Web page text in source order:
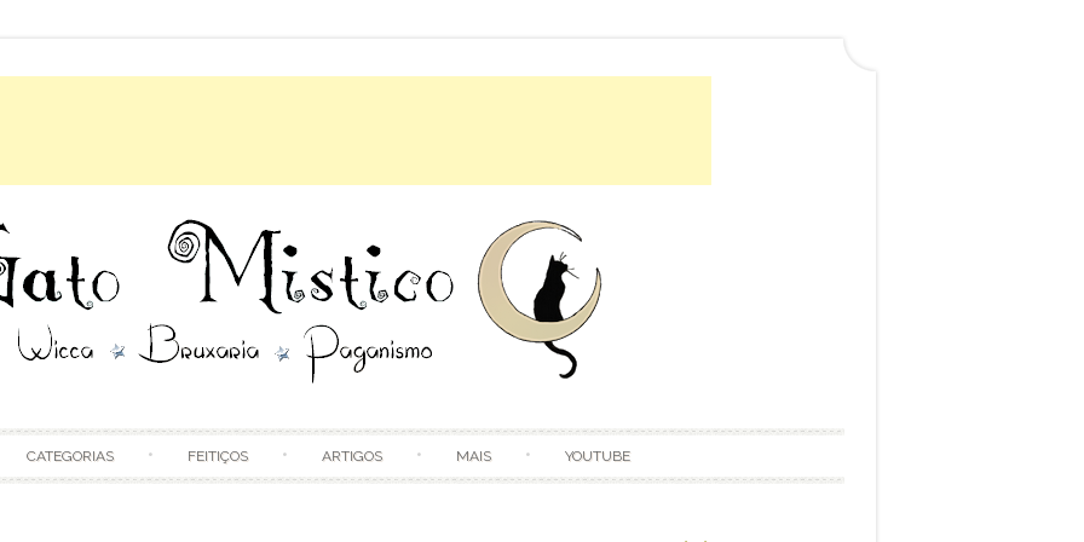
CATEGORIAS FEITIÇOS ARTIGOS MAIS YOUTUBE